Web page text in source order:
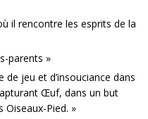
il rencontre les esprits de la
parents »
jeu et d’insouciance dans
Œuf, dans un but
Pied. »